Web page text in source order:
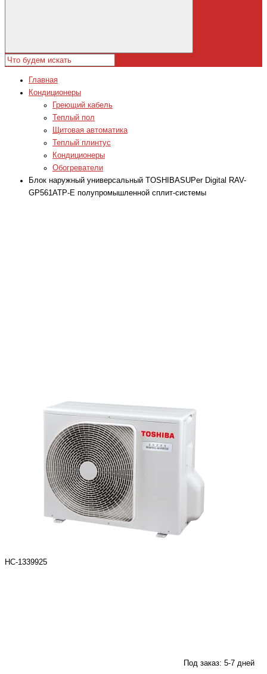
Главная
Кондиционеры
Греющий кабель
Теплый пол
Щитовая автоматика
Теплый плинтус
Кондиционеры
Обогреватели
Блок наружный универсальный TOSHIBASUPer Digital RAV-
GP561ATP-E полупромышленной сплит-системы
НС-1339925
Под заказ: 5-7 дней